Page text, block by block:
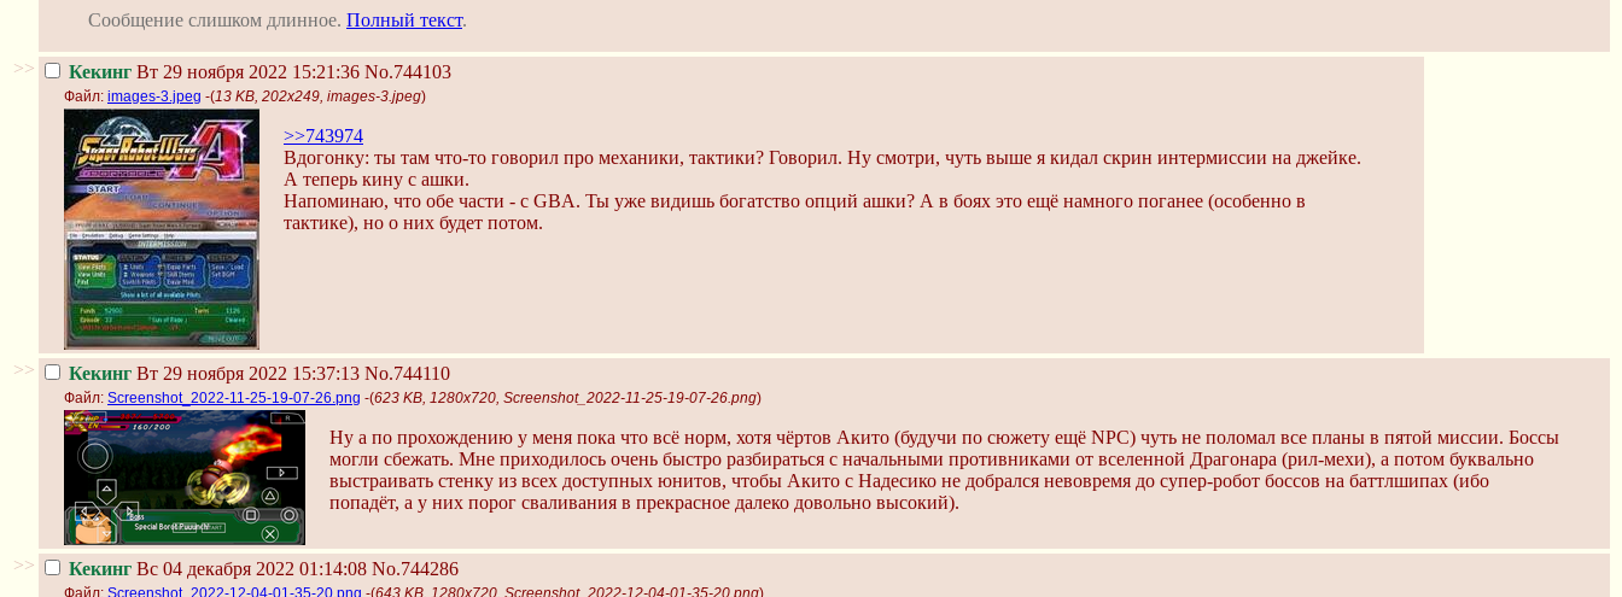
Сообщение слишком длинное. Полный текст.
>> Кекинг Вт 29 ноября 2022 15:21:36 No.744103
Файл: images-3.jpeg -(13 KB, 202x249, images-3.jpeg)
>>743974
Вдогонку: ты там что-то говорил про механики, тактики? Говорил. Ну смотри, чуть выше я кидал скрин интермиссии на джейке.
А теперь кину с ашки.
Напоминаю, что обе части - с GBA. Ты уже видишь богатство опций ашки? А в боях это ещё намного поганее (особенно в
тактике), но о них будет потом.
>> Кекинг Вт 29 ноября 2022 15:37:13 No.744110
Файл: Screenshot_2022-11-25-19-07-26.png -(623 KB, 1280x720, Screenshot_2022-11-25-19-07-26.png)
Ну а по прохождению у меня пока что всё норм, хотя чёртов Акито (будучи по сюжету ещё NPC) чуть не поломал все планы в пятой миссии. Боссы
могли сбежать. Мне приходилось очень быстро разбираться с начальными противниками от вселенной Драгонара (рил-мехи), а потом буквально
выстраивать стенку из всех доступных юнитов, чтобы Акито с Надесико не добрался невовремя до супер-робот боссов на баттлшипах (ибо
попадёт, а у них порог сваливания в прекрасное далеко довольно высокий).
>> Кекинг Вс 04 декабря 2022 01:14:08 No.744286
Файл: Screenshot_2022-12-04-01-35-20.png -(643 KB, 1280x720, Screenshot_2022-12-04-01-35-20.png)